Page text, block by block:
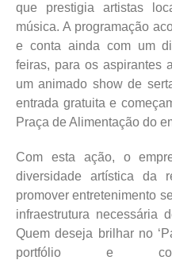
que prestigia artistas
música. A programação
e conta ainda com um
feiras, para os aspirantes
um animado show de
entrada gratuita e
Praça de Alimentação do
Com esta ação, o
diversidade artística da
promover entretenimento
infraestrutura necessária
Quem deseja brilhar no
portfólio e